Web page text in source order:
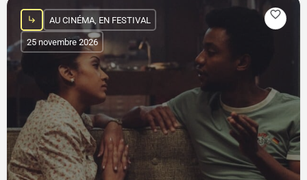
AU CINÉMA, EN FESTIVAL
25 novembre 2026